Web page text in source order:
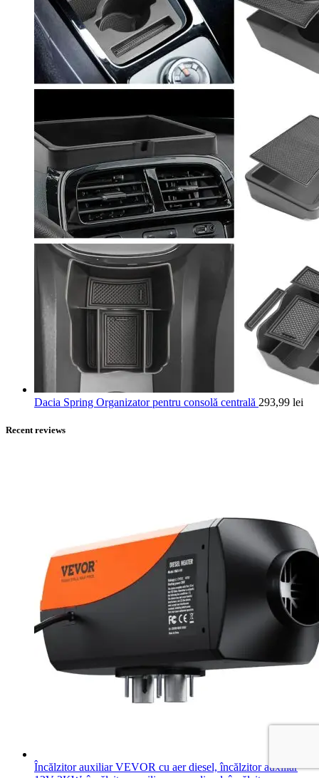
Dacia Spring Organizator pentru consolă centrală 293,99 lei
Recent reviews
Încălzitor auxiliar VEVOR cu aer diesel, încălzitor auxiliar